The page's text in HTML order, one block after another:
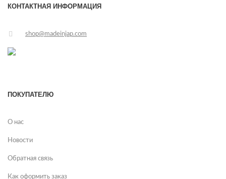
КОНТАКТНАЯ ИНФОРМАЦИЯ
shop@madeinjap.com
ПОКУПАТЕЛЮ
О нас
Новости
Обратная связь
Как оформить заказ